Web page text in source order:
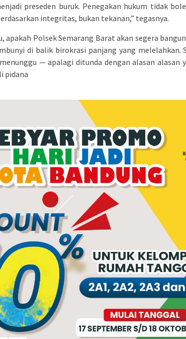
preseden buruk. Penegakan hukum tidak
integritas, bukan tekanan,” tegasnya.
apakah Polsek Semarang Barat akan segera
di balik birokrasi panjang yang melelahkan.
— apalagi ditunda dengan alasan alasan
pidana